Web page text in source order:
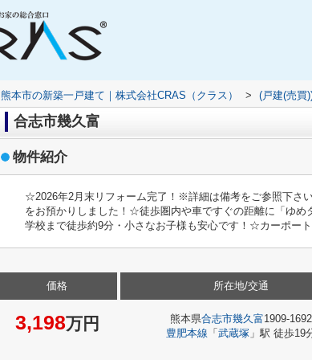
熊本市の新築一戸建て｜株式会社CRAS（クラス） > (戸建(売買
合志市幾久富
物件紹介
☆2026年2月末リフォーム完了！※詳細は備考をご参照下さ
をお預かりしました！☆徒歩圏内や車ですぐの距離に「ゆ
学校まで徒歩約9分・小さなお子様も安心です！☆カーポー
価格
3,198万円
所在地/交通
熊本県合志市幾久富1909-1692
豊肥本線 「 武蔵塚」駅 徒歩19